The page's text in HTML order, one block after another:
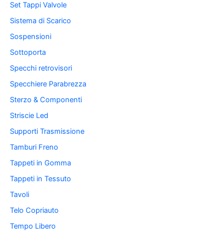
Set Tappi Valvole
Sistema di Scarico
Sospensioni
Sottoporta
Specchi retrovisori
Specchiere Parabrezza
Sterzo & Componenti
Striscie Led
Supporti Trasmissione
Tamburi Freno
Tappeti in Gomma
Tappeti in Tessuto
Tavoli
Telo Copriauto
Tempo Libero